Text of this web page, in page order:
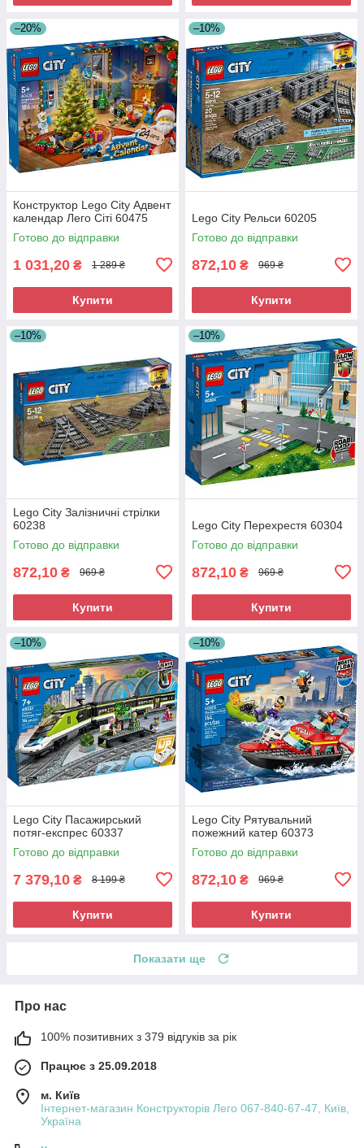
–20%
Конструктор Lego City Адвент
календар Лего Сіті 60475
Готово до відправки
1 031,20 ₴ 1 289 ₴
Купити
–10%
Lego City Рельси 60205
Готово до відправки
872,10 ₴ 969 ₴
Купити
–10%
Lego City Залізничні стрілки
60238
Готово до відправки
872,10 ₴ 969 ₴
Купити
–10%
Lego City Перехрестя 60304
Готово до відправки
872,10 ₴ 969 ₴
Купити
–10%
Lego City Пасажирський
потяг-експрес 60337
Готово до відправки
7 379,10 ₴ 8 199 ₴
Купити
–10%
Lego City Рятувальний
пожежний катер 60373
Готово до відправки
872,10 ₴ 969 ₴
Купити
Показати ще
Про нас
100% позитивних з 379 відгуків за рік
Працює з 25.09.2018
м. Київ
Інтернет-магазин Конструкторів Лего 067-840-67-47, Київ,
Україна